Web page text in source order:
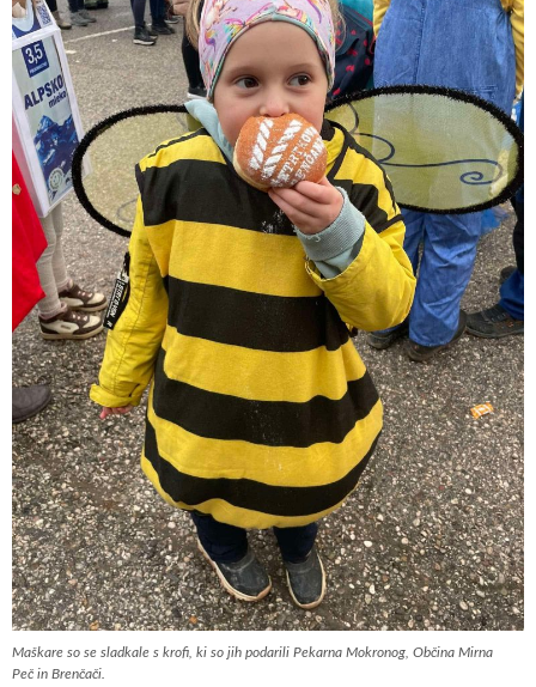
Maškare so se sladkale s krofi, ki so jih podarili Pekarna Mokronog, Občina Mirna
Peč in Brenčači.